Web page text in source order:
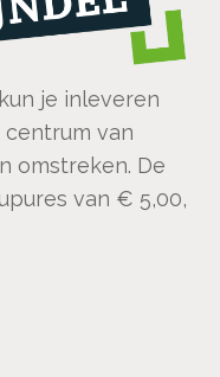
je inleveren
van
omstreken. De
van € 5,00,